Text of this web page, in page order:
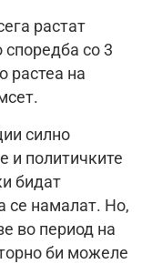
растат
со 3
растеа на
силно
и политичките
бидат
се намалат. Но,
во период на
би можеле